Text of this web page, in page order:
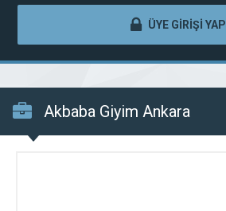
ÜYE GİRİŞİ YAP
Akbaba Giyim Ankara